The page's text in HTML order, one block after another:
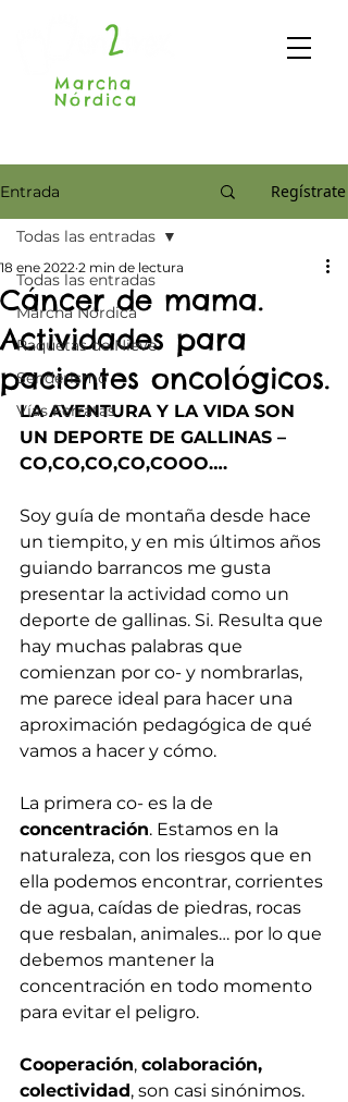
Marcha
Nórdica
Entrada Regístrate
Todas las entradas
Marcha Nórdica
Raquetas de Nieve
Senderismo
Vías Ferratas
Todas las entradas
Cáncer de mama.
Actividades para
pacientes oncológicos.
18 ene 2022 2 min de lectura
LA AVENTURA Y LA VIDA SON
UN DEPORTE DE GALLINAS –
CO,CO,CO,CO,COOO….
Soy guía de montaña desde hace
un tiempito, y en mis últimos años
guiando barrancos me gusta
presentar la actividad como un
deporte de gallinas. Si. Resulta que
hay muchas palabras que
comienzan por co- y nombrarlas,
me parece ideal para hacer una
aproximación pedagógica de qué
vamos a hacer y cómo.
La primera co- es la de
concentración. Estamos en la
naturaleza, con los riesgos que en
ella podemos encontrar, corrientes
de agua, caídas de piedras, rocas
que resbalan, animales… por lo que
debemos mantener la
concentración en todo momento
para evitar el peligro.
Cooperación, colaboración,
colectividad, son casi sinónimos.